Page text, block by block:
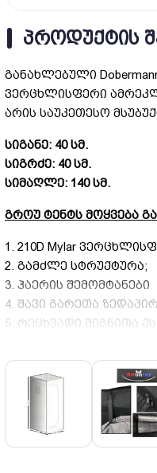
ᲞᲠᲝᲓᲣᲥᲢᲘᲡ
განახლებული
ვერცხლისფერი
არის საუკეთესო
სიგანე: 40 სმ.
სიგრძე: 40 სმ.
სიმაღლე: 140 სმ.
გროუ ტენტს მოყვება
1. 210D Mylar
2. გამძლე სტრუქტურა;
3. ჰაერის შემომტანები
4. შავი გარეთა
5. რეცხვადი შიგნითა
7. გამძლე პლასტმასის
ფერი: შავი და თეთრი
ბრენდი: Dobermann Tents
წონა: 6.5 კგ.